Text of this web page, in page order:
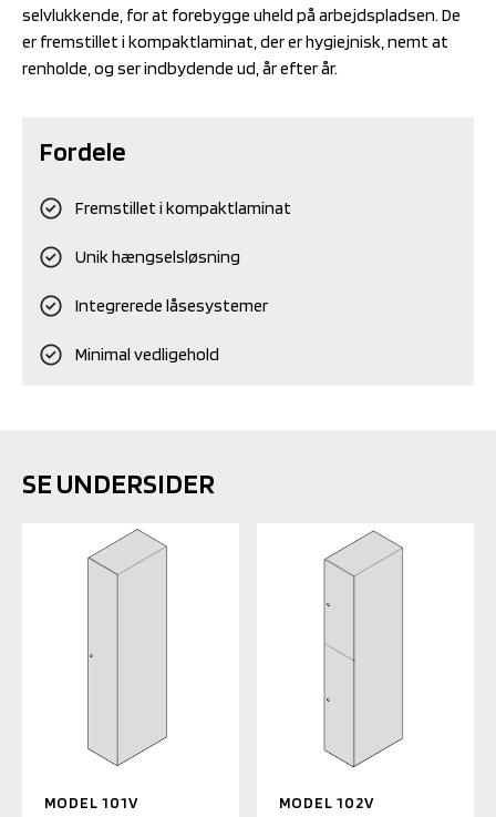
selvlukkende, for at forebygge uheld på arbejdspladsen. De
er fremstillet i kompaktlaminat, der er hygiejnisk, nemt at
renholde, og ser indbydende ud, år efter år.
Fordele
Fremstillet i kompaktlaminat
Unik hængselsløsning
Integrerede låsesystemer
Minimal vedligehold
SE UNDERSIDER
MODEL 101V MODEL 102V